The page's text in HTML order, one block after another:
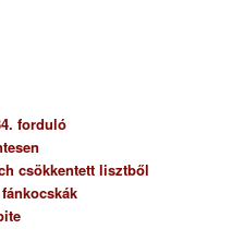
forduló
csökkentett lisztből